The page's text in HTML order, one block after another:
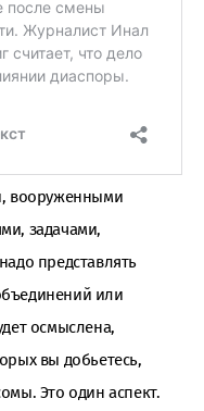
вооруженными
задачами,
представлять
или
осмыслена,
вы добьетесь,
Это один аспект.